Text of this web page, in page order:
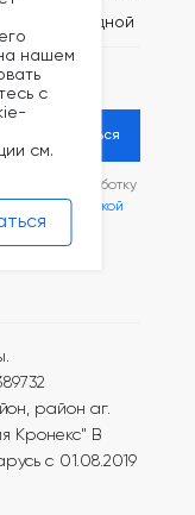
Сб-вс: выходной
Подписаться
на обработку
Политикой
район аг.
Кронекс" В
с 01.08.2019
нашем
с
см.